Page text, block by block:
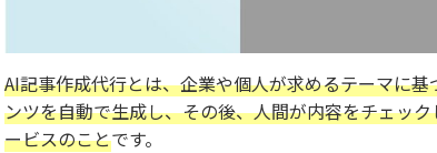
AI記事作成代行とは、企業や個人が求めるテーマに
ンツを自動で生成し、その後、人間が内容をチェッ
ービスのことです。